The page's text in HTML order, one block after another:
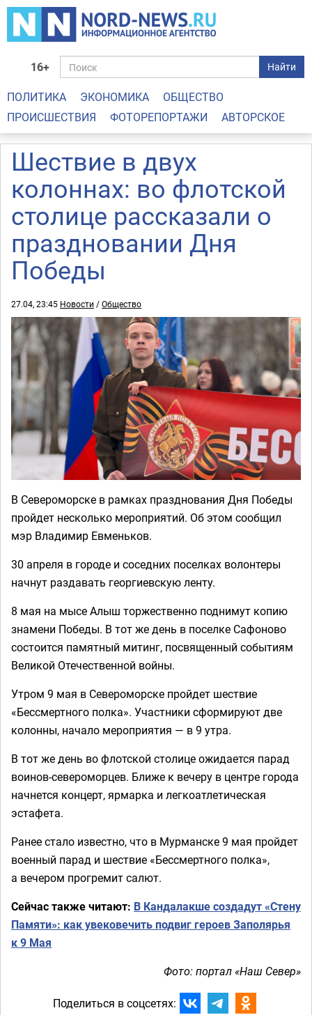
16+ Найти
ПОЛИТИКА ЭКОНОМИКА
ОБЩЕСТВО
ПРОИСШЕСТВИЯ
ФОТОРЕПОРТАЖИ АВТОРСКОЕ
Шествие в двух
колоннах: во флотской
столице рассказали о
праздновании Дня
Победы
27.04, 23:45 Новости /Общество
В Североморске в рамках празднования Дня Победы
пройдет несколько мероприятий. Об этом сообщил
мэр Владимир Евменьков.
30 апреля в городе и соседних поселках волонтеры
начнут раздавать георгиевскую ленту.
8 мая на мысе Алыш торжественно поднимут копию
знамени Победы. В тот же день в поселке Сафоново
состоится памятный митинг, посвященный событиям
Великой Отечественной войны.
Утром 9 мая в Североморске пройдет шествие
«Бессмертного полка». Участники сформируют две
колонны, начало мероприятия — в 9 утра.
В тот же день во флотской столице ожидается парад
воинов-североморцев. Ближе к вечеру в центре города
начнется концерт, ярмарка и легкоатлетическая
эстафета.
Ранее стало известно, что в Мурманске 9 мая пройдет
военный парад и шествие «Бессмертного полка»,
а вечером прогремит салют.
Сейчас также читают: В Кандалакше создадут «Стену
Памяти»: как увековечить подвиг героев Заполярья
к 9 Мая
Фото: портал «Наш Север»
Поделиться в соцсетях: